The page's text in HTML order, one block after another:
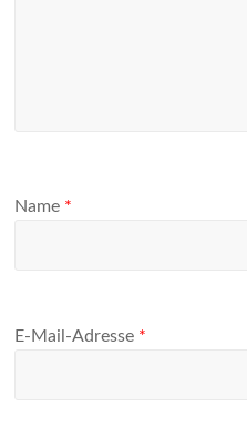
Name *
E-Mail-Adresse *